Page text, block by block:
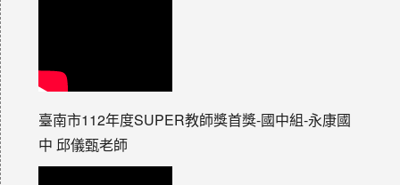
臺南市112年度SUPER教師獎首獎-國中組-永康國
中 邱儀甄老師